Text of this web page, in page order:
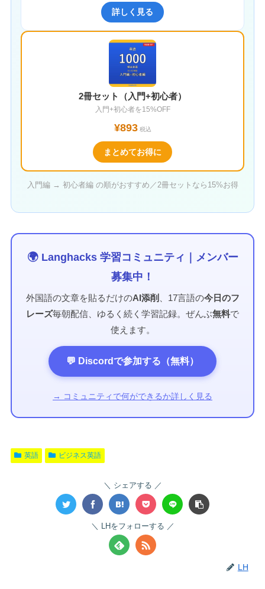
詳しく見る
2冊セット（入門+初心者）
入門+初心者を15%OFF
¥893税込
まとめてお得に
入門編 → 初心者編 の順がおすすめ／2冊セットなら15%お得
🌍 Langhacks 学習コミュニティ｜メンバー
募集中！
外国語の文章を貼るだけのAI添削 、17言語の今日のフ
レーズ毎朝配信、ゆるく続く学習記録。ぜんぶ無料で
使えます。
💬 Discordで参加する（無料）
→ コミュニティで何ができるか詳しく見る
英語 ビジネス英語
シェアする
LHをフォローする
LH